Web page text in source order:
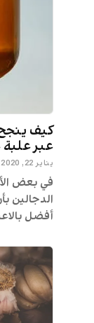
كيف ينجح
عبر
يناير 22, 2020
في بعض
الدجالين
أفضل